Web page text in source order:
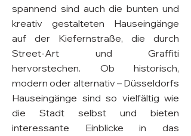
spannend sind auch die bunten und
kreativ gestalteten Hauseingänge
auf der Kiefernstraße, die durch
Street-Art und Graffiti
hervorstechen. Ob historisch,
modern oder alternativ – Düsseldorfs
Hauseingänge sind so vielfältig wie
die Stadt selbst und bieten
interessante Einblicke in das